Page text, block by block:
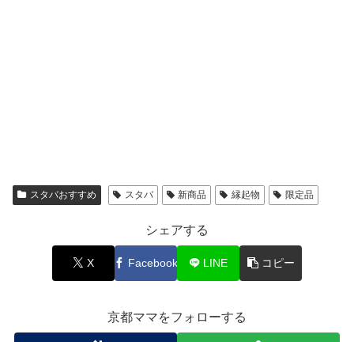
スタバおすすめ スタバ 新商品 縁起物 限定品
シェアする
X Facebook LINE コピー
京都ママをフォローする